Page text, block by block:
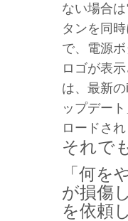
ない場合
タンを同
で、電源
ロゴが表
は、最新
ップデー
ロードさ
それで
「何を
が損傷
を依頼